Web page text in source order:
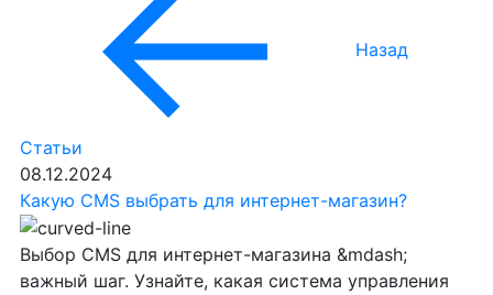
Назад
Статьи
08.12.2024
Какую CMS выбрать для интернет-магазин?
Выбор CMS для интернет-магазина &mdash;
важный шаг. Узнайте, какая система управления